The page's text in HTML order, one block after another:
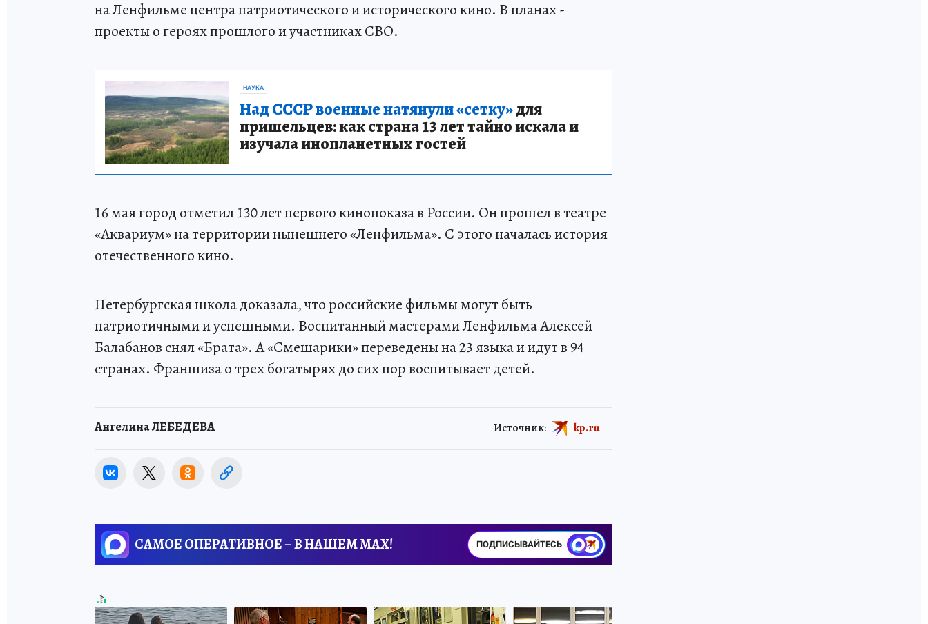
на Ленфильме центра патриотического и исторического кино. В планах -
проекты о героях прошлого и участниках СВО.
НАУКА
Над СССР военные натянули «сетку»для
пришельцев: как страна 13 лет тайно искала и
изучала инопланетных гостей
16 мая город отметил 130 лет первого кинопоказа в России. Он прошел в театре
«Аквариум» на территории нынешнего «Ленфильма». С этого началась история
отечественного кино.
Петербургская школа доказала, что российские фильмы могут быть
патриотичными и успешными. Воспитанный мастерами Ленфильма Алексей
Балабанов снял «Брата». А «Смешарики» переведены на 23 языка и идут в 94
странах. Франшиза о трех богатырях до сих пор воспитывает детей.
Ангелина ЛЕБЕДЕВА Источник: kp.ru
САМОЕ ОПЕРАТИВНОЕ – В НАШЕМ MAX! ПОДПИСЫВАЙТЕСЬ